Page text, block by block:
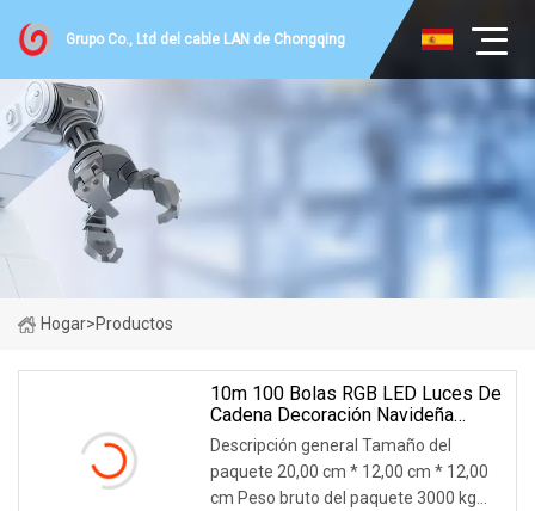
Grupo Co., Ltd del cable LAN de Chongqing
Hogar>Productos
10m 100 Bolas RGB LED Luces De
Cadena Decoración Navideña
Fiesta De Boda Luz De Navidad
De Hadas
Descripción general Tamaño del
paquete 20,00 cm * 12,00 cm * 12,00
cm Peso bruto del paquete 3000 kg